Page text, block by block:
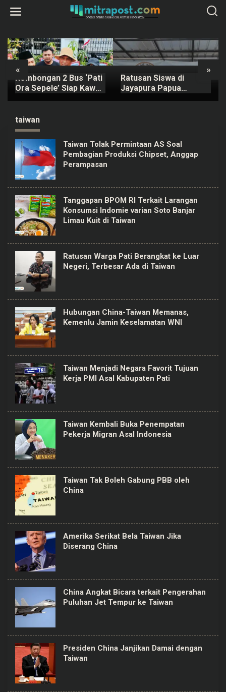
« »
Rombongan 2 Bus ‘Pati
Ora Sepele’ Siap Kawal
Ratusan Siswa di
Jayapura Papua
taiwan
Taiwan Tolak Permintaan AS Soal
Pembagian Produksi Chipset, Anggap
Perampasan
Tanggapan BPOM RI Terkait Larangan
Konsumsi Indomie varian Soto Banjar
Limau Kuit di Taiwan
Ratusan Warga Pati Berangkat ke Luar
Negeri, Terbesar Ada di Taiwan
Hubungan China-Taiwan Memanas,
Kemenlu Jamin Keselamatan WNI
Taiwan Menjadi Negara Favorit Tujuan
Kerja PMI Asal Kabupaten Pati
Taiwan Kembali Buka Penempatan
Pekerja Migran Asal Indonesia
Taiwan Tak Boleh Gabung PBB oleh
China
Amerika Serikat Bela Taiwan Jika
Diserang China
China Angkat Bicara terkait Pengerahan
Puluhan Jet Tempur ke Taiwan
Presiden China Janjikan Damai dengan
Taiwan